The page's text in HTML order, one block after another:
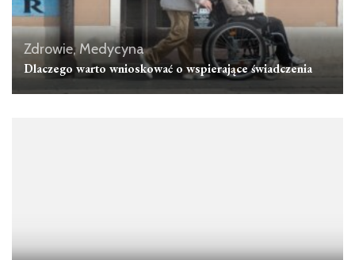
Zdrowie, Medycyna
Dlaczego warto wnioskować o wspierające świadczenia